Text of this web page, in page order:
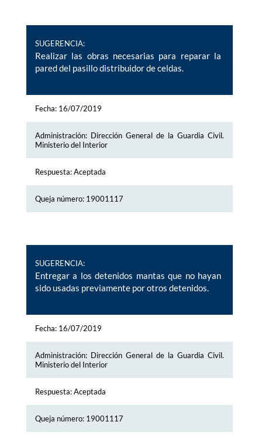
SUGERENCIA:
Realizar las obras necesarias para reparar la
pared del pasillo distribuidor de celdas.
Fecha: 16/07/2019
Administración: Dirección General de la Guardia Civil.
Ministerio del Interior
Respuesta: Aceptada
Queja número: 19001117
SUGERENCIA:
Entregar a los detenidos mantas que no hayan
sido usadas previamente por otros detenidos.
Fecha: 16/07/2019
Administración: Dirección General de la Guardia Civil.
Ministerio del Interior
Respuesta: Aceptada
Queja número: 19001117